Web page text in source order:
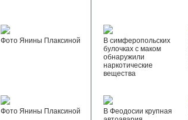
Фото Янины Плаксиной
Фото Янины Плаксиной
В симферопольских
булочках с маком
обнаружили
наркотические
вещества
В Феодосии крупная